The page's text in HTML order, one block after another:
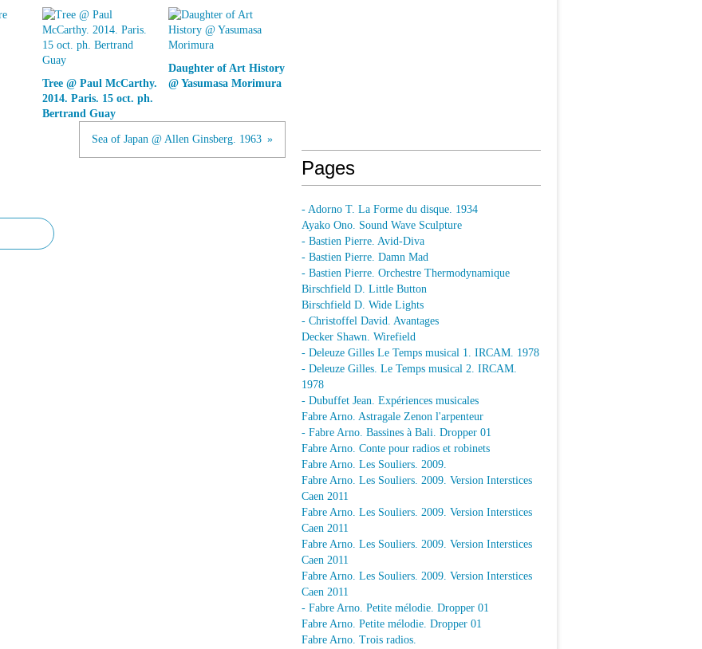
Tree @ Paul McCarthy.
2014. Paris. 15 oct. ph.
Bertrand Guay
Daughter of Art History
@ Yasumasa Morimura
Sea of Japan @ Allen Ginsberg. 1963
Pages
- Adorno T. La Forme du disque. 1934
Ayako Ono. Sound Wave Sculpture
- Bastien Pierre. Avid-Diva
- Bastien Pierre. Damn Mad
- Bastien Pierre. Orchestre Thermodynamique
Birschfield D. Little Button
Birschfield D. Wide Lights
- Christoffel David. Avantages
Decker Shawn. Wirefield
- Deleuze Gilles Le Temps musical 1. IRCAM. 1978
- Deleuze Gilles. Le Temps musical 2. IRCAM.
1978
- Dubuffet Jean. Expériences musicales
Fabre Arno. Astragale Zenon l'arpenteur
- Fabre Arno. Bassines à Bali. Dropper 01
Fabre Arno. Conte pour radios et robinets
Fabre Arno. Les Souliers. 2009.
Fabre Arno. Les Souliers. 2009. Version Interstices
Caen 2011
Fabre Arno. Les Souliers. 2009. Version Interstices
Caen 2011
Fabre Arno. Les Souliers. 2009. Version Interstices
Caen 2011
Fabre Arno. Les Souliers. 2009. Version Interstices
Caen 2011
- Fabre Arno. Petite mélodie. Dropper 01
Fabre Arno. Petite mélodie. Dropper 01
Fabre Arno. Trois radios.